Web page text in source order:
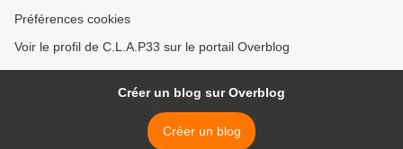
Préférences cookies
Voir le profil de C.L.A.P33 sur le portail Overblog
Créer un blog sur Overblog
Créer un blog